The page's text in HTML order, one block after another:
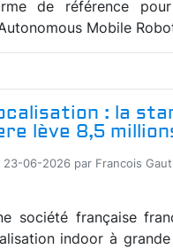
de référence
Mobile
: la
lève 8,5
23-06-2026 par Francois
société française
indoor à